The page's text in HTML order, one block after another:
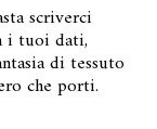
scriverci
i tuoi dati,
di tessuto
che porti.